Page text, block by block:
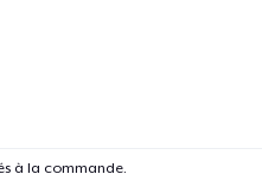
à la commande.